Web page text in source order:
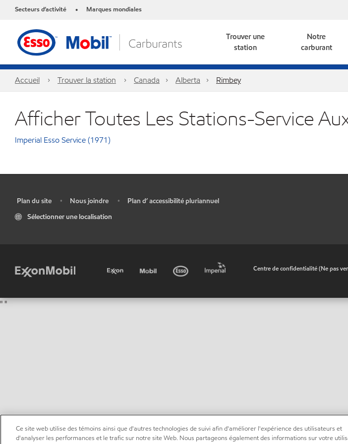
Secteurs d’activité • Marques mondiales
Trouver une
station
Notre
carburant
Accueil Trouver la station Canada Alberta Rimbey
Afficher Toutes Les Stations-Service
Imperial Esso Service (1971)
Plan du site • Nous joindre •
Plan d’ accessibilité pluriannuel
Sélectionner une localisation
Centre de confidentialité (Ne pas
Ce site web utilise des témoins ainsi que d'autres technologies de suivi afin d'améliorer l'expérience des utilisateurs et
d'analyser les performances et le trafic sur notre site Web. Nous partageons également des informations sur votre
""